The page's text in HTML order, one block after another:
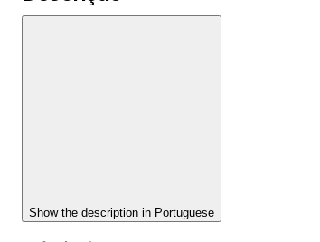
Show the description in Portuguese